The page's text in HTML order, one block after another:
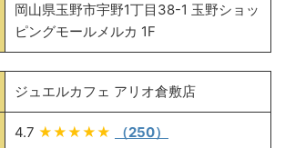
岡山県玉野市宇野1丁目38-1 玉野ショッ
ピングモールメルカ 1F
ジュエルカフェ アリオ倉敷店
4.7 ★★★★★ （250）